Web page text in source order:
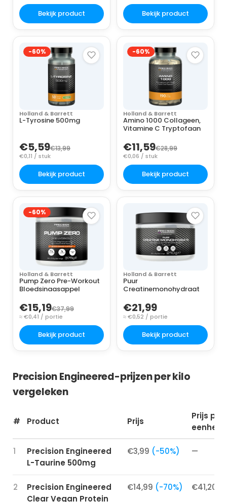
Bekijk product Bekijk product
-60%
Holland & Barrett
L-Tyrosine 500mg
€5,59€13,99
€0,11 / stuk
Bekijk product
-60%
Holland & Barrett
Amino 1000 Collageen,
Vitamine C Tryptofaan
€11,59€28,99
€0,06 / stuk
Bekijk product
-60%
Holland & Barrett
Pump Zero Pre-Workout
Bloedsinaasappel
€15,19€37,99
≈ €0,41 / portie
Bekijk product
Holland & Barrett
Puur
Creatinemonohydraat
€21,99
≈ €0,52 / portie
Bekijk product
Precision Engineered-prijzen per kilo
vergeleken
# Product Prijs
Prijs per
eenheid
1
Precision Engineered
L-Taurine 500mg
€3,99 (-50%) —
2
Precision Engineered
Clear Vegan Protein
€14,99 (-70%) €41,20 /